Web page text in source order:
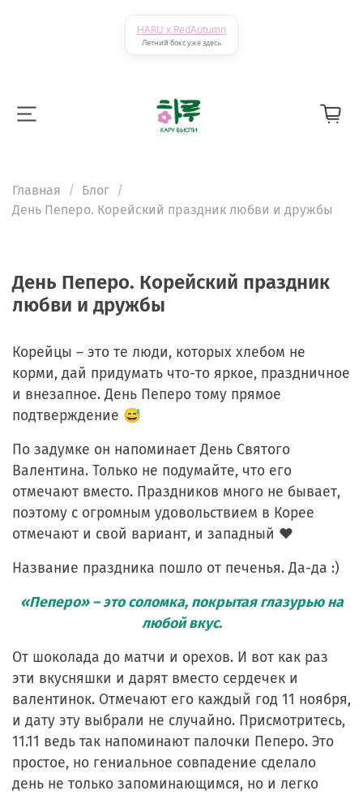
HARU x RedAutumn
Летний бокс уже здесь
Главная
Блог
День Пеперо. Корейский праздник любви и дружбы
День Пеперо. Корейский праздник
любви и дружбы
Корейцы – это те люди, которых хлебом не
корми, дай придумать что-то яркое, праздничное
и внезапное. День Пеперо тому прямое
подтверждение 😅
По задумке он напоминает День Святого
Валентина. Только не подумайте, что его
отмечают вместо. Праздников много не бывает,
поэтому с огромным удовольствием в Корее
отмечают и свой вариант, и западный ❤️
Название праздника пошло от печенья. Да-да :)
«Пеперо» – это соломка, покрытая глазурью на
любой вкус.
От шоколада до матчи и орехов. И вот как раз
эти вкусняшки и дарят вместо сердечек и
валентинок. Отмечают его каждый год 11 ноября,
и дату эту выбрали не случайно. Присмотритесь,
11.11 ведь так напоминают палочки Пеперо. Это
простое, но гениальное совпадение сделало
день не только запоминающимся, но и легко